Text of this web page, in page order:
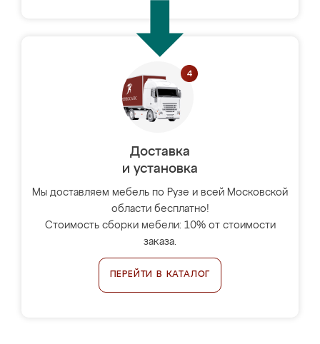
Доставка
и установка
Мы доставляем мебель по Рузе и всей Московской
области бесплатно!
Стоимость сборки мебели: 10% от стоимости
заказа.
ПЕРЕЙТИ В КАТАЛОГ